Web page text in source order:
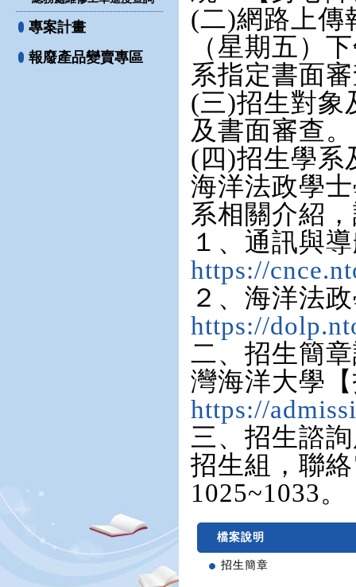
專案計畫
報廢產品變賣專區
(二)網路上傳
（星期五）
系指定書面
(三)招生對象
及書面審查。
(四)招生學系
海洋法政學
系相關介紹
１、通訊與
https://
２、海洋法
https://
二、招生簡
灣海洋大學
https://
三、招生諮
招生組，聯
1025~1033。
檔案說明
招生簡章